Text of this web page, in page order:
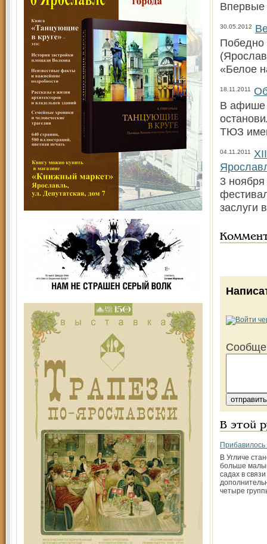
Впервые
30.05.2012
Победно
«Белое
18.11.2011
В афише
ТЮЗ
04.11.2011
3
заслуги
В этой
В Угличе
больше
садах в
четыре